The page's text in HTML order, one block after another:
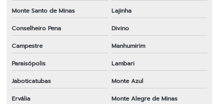
Monte Santo de Minas
Lajinha
Conselheiro Pena
Divino
Campestre
Manhumirim
Paraisópolis
Lambari
Jaboticatubas
Monte Azul
Ervália
Monte Alegre de Minas